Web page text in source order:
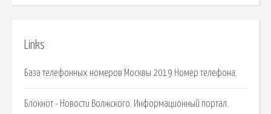
Links
База телефонных номеров Москвы 2019 Номер телефона.
Блокнот - Новости Волжского. Информационный портал.